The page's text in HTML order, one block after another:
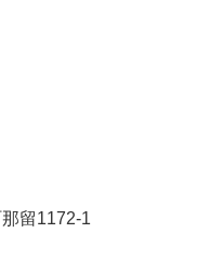
留1172-1